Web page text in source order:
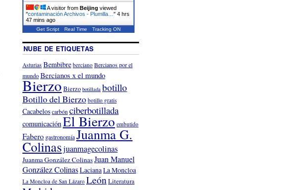
A visitor from Beijing viewed
"contaminación Archivos - Plumilla… " 4 hrs
47 mins ago
Get Script Real Time Tracking ON
NUBE DE ETIQUETAS
Asturias Bembibre berciano Bercianos por el
mundoBercianos x el mundo
BierzoBierzo botillada botillo
Botillo del Bierzo botillo gratis
Cacabeloscarbón ciberbotillada
comunicaciónEl Bierzo embutido
Fabero gastronomíaJuanma G.
Colinasjuanmagecolinas
Juanma González ColinasJuan Manuel
González ColinasLacianaLa Moncloa
La Moncloa de San Lázaro LeónLiteratura